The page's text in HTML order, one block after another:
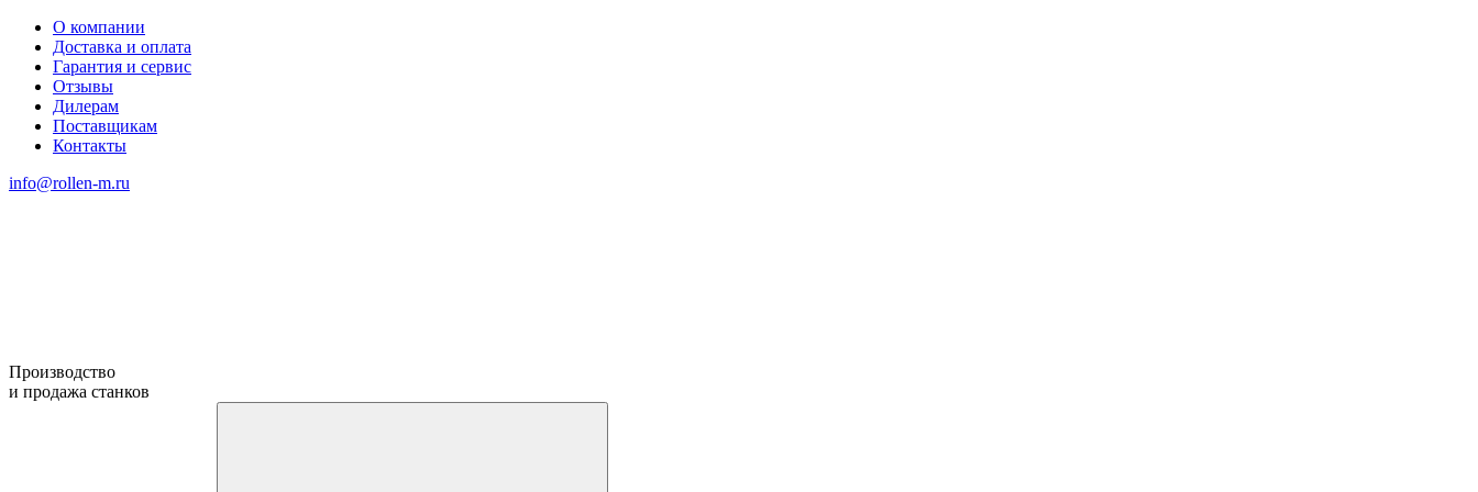
О компании
Доставка и оплата
Гарантия и сервис
Отзывы
Дилерам
Поставщикам
Контакты
info@rollen-m.ru
Производство
и продажа станков